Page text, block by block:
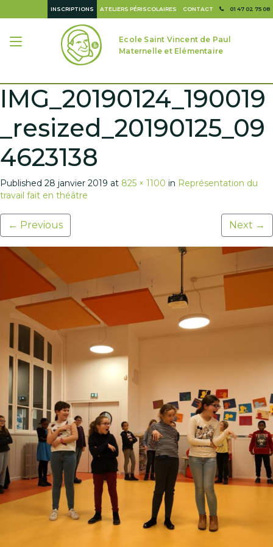
01 47 02 75 08
CONTACT
ATELIERS PÉRISCOLAIRES
INSCRIPTIONS
Ecole Saint Vincent de Paul
Maternelle et Elémentaire
IMG_20190124_190019
_resized_20190125_09
4623138
Published 28 janvier 2019 at 825 × 1100 in Représentation du
travail fait en théâtre
← Previous Next →